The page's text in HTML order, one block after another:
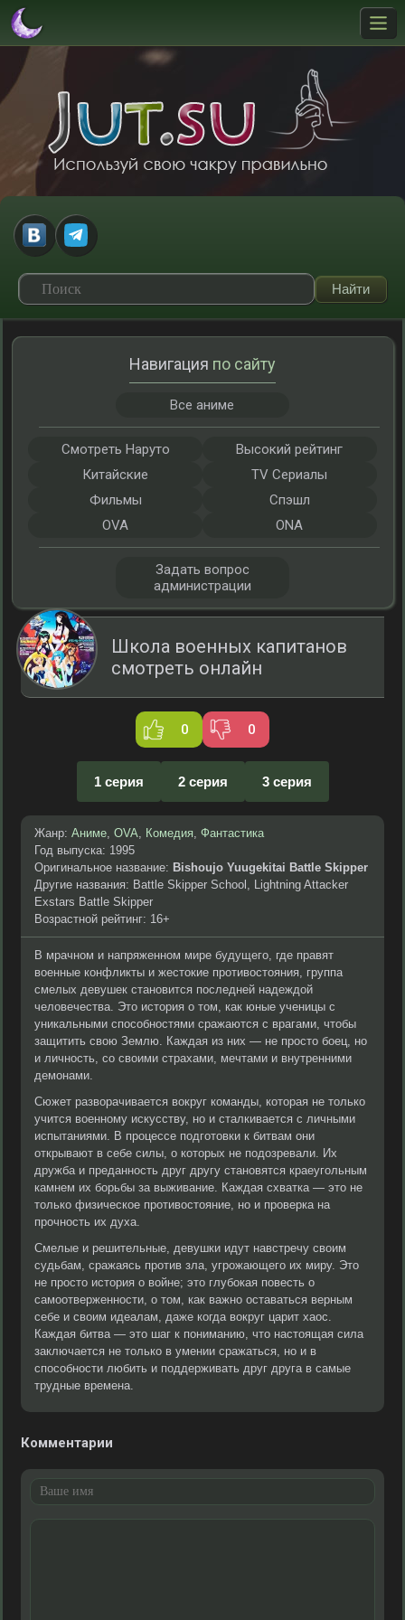
Школа военных капитанов
смотреть онлайн
0 0
1 серия 2 серия 3 серия
Жанр: Аниме, OVA, Комедия, Фантастика
Год выпуска: 1995
Оригинальное название: Bishoujo Yuugekitai Battle Skipper
Другие названия: Battle Skipper School, Lightning Attacker
Exstars Battle Skipper
Возрастной рейтинг: 16+
В мрачном и напряженном мире будущего, где правят
военные конфликты и жестокие противостояния, группа
смелых девушек становится последней надеждой
человечества. Это история о том, как юные ученицы с
уникальными способностями сражаются с врагами, чтобы
защитить свою Землю. Каждая из них — не просто боец, но
и личность, со своими страхами, мечтами и внутренними
демонами.
Сюжет разворачивается вокруг команды, которая не только
учится военному искусству, но и сталкивается с личными
испытаниями. В процессе подготовки к битвам они
открывают в себе силы, о которых не подозревали. Их
дружба и преданность друг другу становятся краеугольным
камнем их борьбы за выживание. Каждая схватка — это не
только физическое противостояние, но и проверка на
прочность их духа.
Смелые и решительные, девушки идут навстречу своим
судьбам, сражаясь против зла, угрожающего их миру. Это
не просто история о войне; это глубокая повесть о
самоотверженности, о том, как важно оставаться верным
себе и своим идеалам, даже когда вокруг царит хаос.
Каждая битва — это шаг к пониманию, что настоящая сила
заключается не только в умении сражаться, но и в
способности любить и поддерживать друг друга в самые
трудные времена.
Комментарии
Навигация по сайту
Все аниме
Смотреть Наруто
Высокий рейтинг
Китайские
TV Сериалы
Фильмы
Спэшл
OVA
ONA
Задать вопрос
администрации